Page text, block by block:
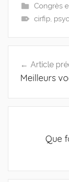
Congrès
cirfip,
de
Article
Meilleurs
Que